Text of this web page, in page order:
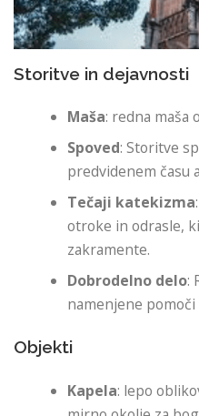
Storitve in dejavnosti
Maša: redna maša
Spoved: Storitve
predvidenem času
Tečaji katekizma
otroke in odrasle,
zakramente.
Dobrodelno delo:
namenjene
Objekti
Kapela: lepo